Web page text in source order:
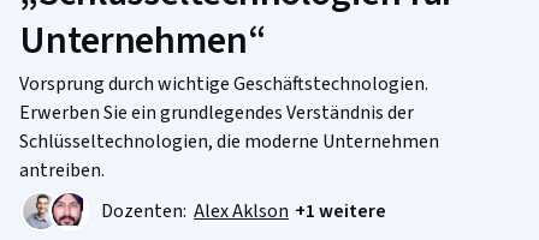
Unternehmen“
Vorsprung durch wichtige Geschäftstechnologien.
Erwerben Sie ein grundlegendes Verständnis der
Schlüsseltechnologien, die moderne Unternehmen
antreiben.
Dozenten: Alex Aklson +1 weitere